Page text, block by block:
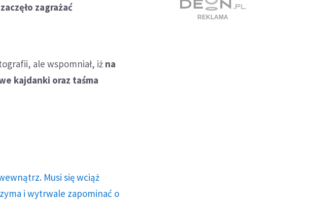
zagrażać
ale wspomniał, iż na
kajdanki oraz taśma
Musi się wciąż
i wytrwale zapominać o